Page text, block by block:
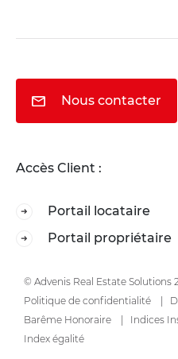
Nous contacter
Accès Client :
Portail locataire
Portail propriétaire
© Advenis Real Estate Solutions
Politique de confidentialité
Barême Honoraire
Indices
Index égalité